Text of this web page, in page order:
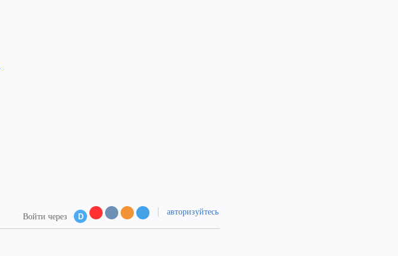
Войти через D
авторизуйтесь